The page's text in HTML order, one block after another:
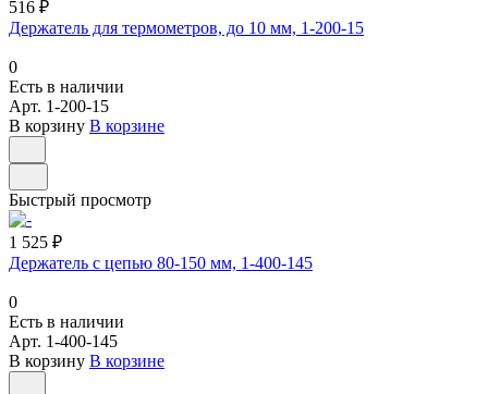
516 ₽
Держатель для термометров, до 10 мм, 1-200-15
0
Есть в наличии
Арт. 1-200-15
В корзину В корзине
Быстрый просмотр
1 525 ₽
Держатель с цепью 80-150 мм, 1-400-145
0
Есть в наличии
Арт. 1-400-145
В корзину В корзине